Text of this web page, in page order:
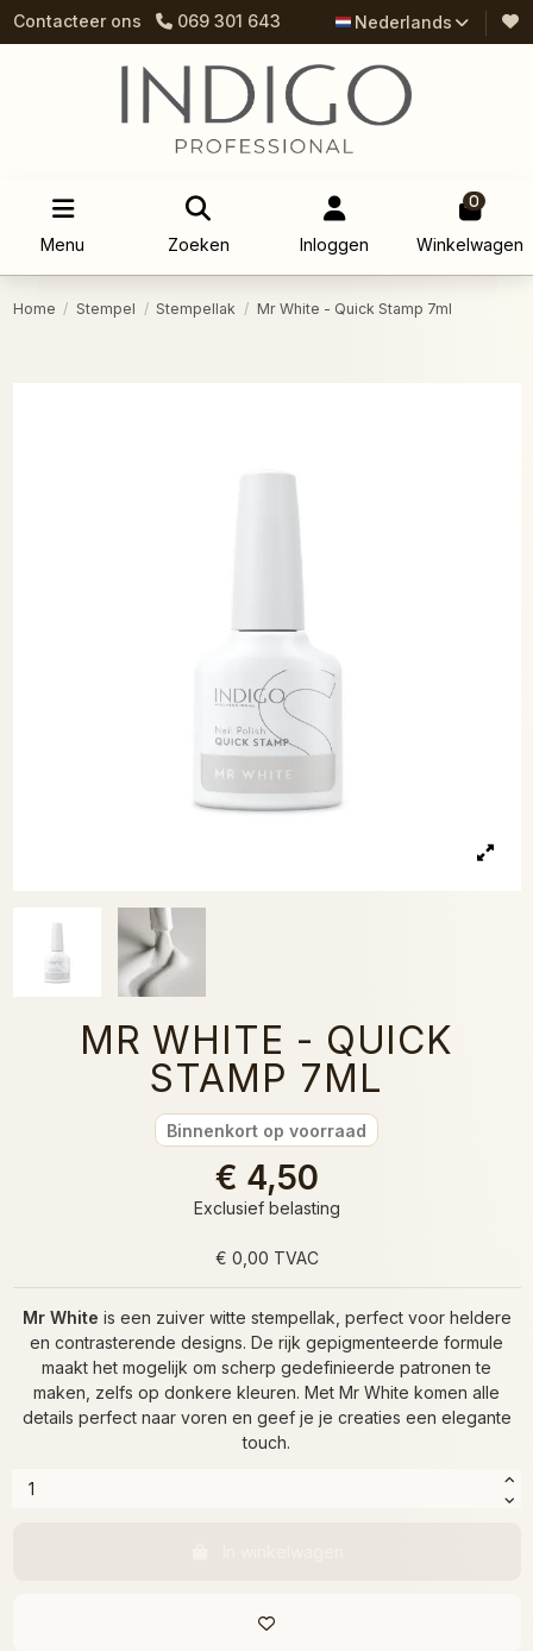
Contacteer ons 069 301 643 Nederlands
Menu Zoeken Inloggen
0
Winkelwagen
Home Stempel Stempellak Mr White - Quick Stamp 7ml
MR WHITE - QUICK
STAMP 7ML
Binnenkort op voorraad
€ 4,50
Exclusief belasting
€ 0,00 TVAC
Mr White is een zuiver witte stempellak, perfect voor heldere
en contrasterende designs. De rijk gepigmenteerde formule
maakt het mogelijk om scherp gedefinieerde patronen te
maken, zelfs op donkere kleuren. Met Mr White komen alle
details perfect naar voren en geef je je creaties een elegante
touch.